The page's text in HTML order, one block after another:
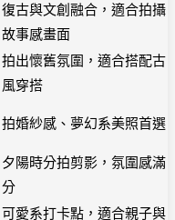
復古與文創融合，適合拍攝
故事感畫面
拍出懷舊氛圍，適合搭配古
風穿搭
拍婚紗感、夢幻系美照首選
夕陽時分拍剪影，氛圍感滿
分
可愛系打卡點，適合親子與